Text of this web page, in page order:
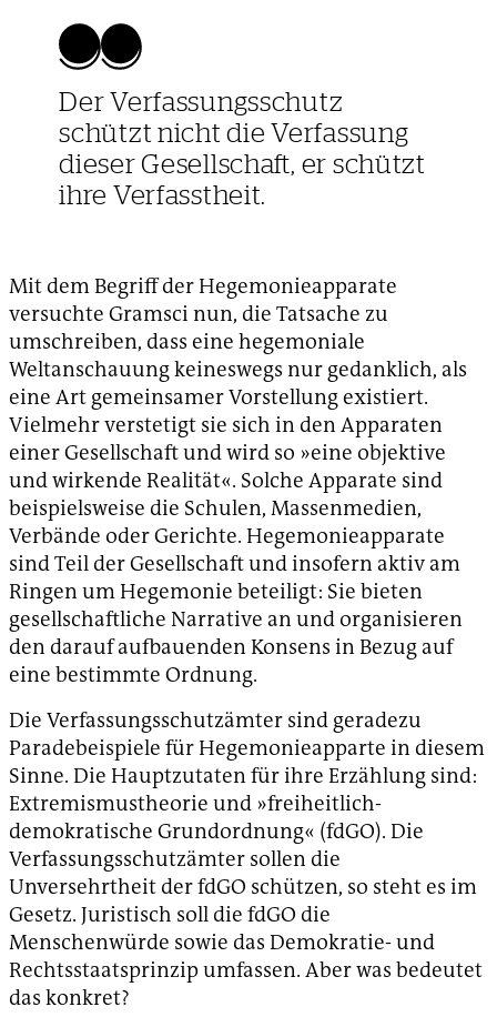
Der Verfassungsschutz
schützt nicht die Verfassung
dieser Gesellschaft, er schützt
ihre Verfasstheit.
Mit dem Begriff der Hegemonieapparate
versuchte Gramsci nun, die Tatsache zu
umschreiben, dass eine hegemoniale
Weltanschauung keineswegs nur gedanklich, als
eine Art gemeinsamer Vorstellung existiert.
Vielmehr verstetigt sie sich in den Apparaten
einer Gesellschaft und wird so »eine objektive
und wirkende Realität«. Solche Apparate sind
beispielsweise die Schulen, Massenmedien,
Verbände oder Gerichte. Hegemonieapparate
sind Teil der Gesellschaft und insofern aktiv am
Ringen um Hegemonie beteiligt: Sie bieten
gesellschaftliche Narrative an und organisieren
den darauf aufbauenden Konsens in Bezug auf
eine bestimmte Ordnung.
Die Verfassungsschutzämter sind geradezu
Paradebeispiele für Hegemonieapparte in diesem
Sinne. Die Hauptzutaten für ihre Erzählung sind:
Extremismustheorie und »freiheitlich-
demokratische Grundordnung« (fdGO). Die
Verfassungsschutzämter sollen die
Unversehrtheit der fdGO schützen, so steht es im
Gesetz. Juristisch soll die fdGO die
Menschenwürde sowie das Demokratie- und
Rechtsstaatsprinzip umfassen. Aber was bedeutet
das konkret?